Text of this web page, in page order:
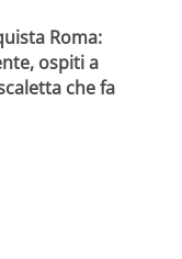
Roma:
ospiti a
che fa